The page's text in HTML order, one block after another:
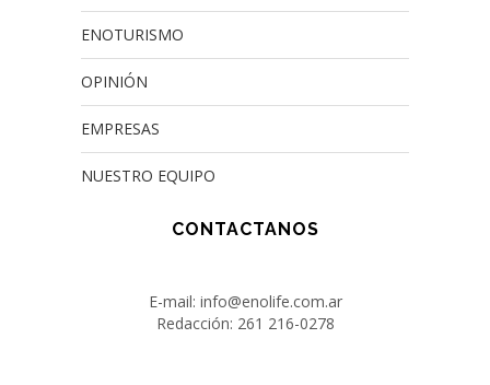
ENOTURISMO
OPINIÓN
EMPRESAS
NUESTRO EQUIPO
CONTACTANOS
E-mail: info@enolife.com.ar
Redacción: 261 216-0278